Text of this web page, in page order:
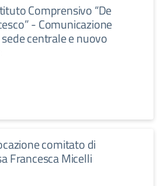
Comprensivo “De
- Comunicazione
centrale e nuovo
comitato di
Francesca Micelli